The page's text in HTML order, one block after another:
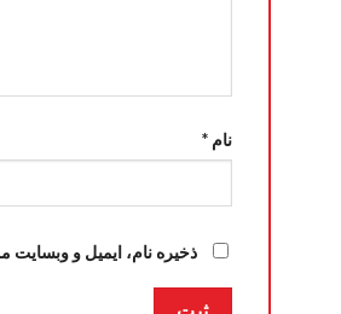
نام *
ذخیره نام، ایمیل و